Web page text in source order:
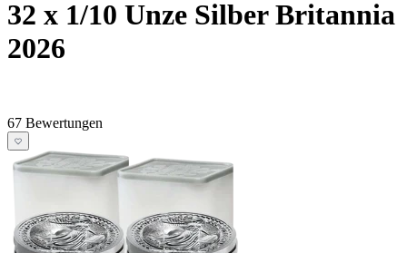
32 x 1/10 Unze Silber Britannia
2026
67 Bewertungen